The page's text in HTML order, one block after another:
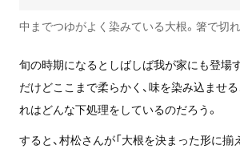
中までつゆがよく染みている大根。箸で切
旬の時期になるとしばしば我が家にも登場
だけどここまで柔らかく、味を染み込ませ
れはどんな下処理をしているのだろう。
すると、村松さんが「大根を決まった形に揃